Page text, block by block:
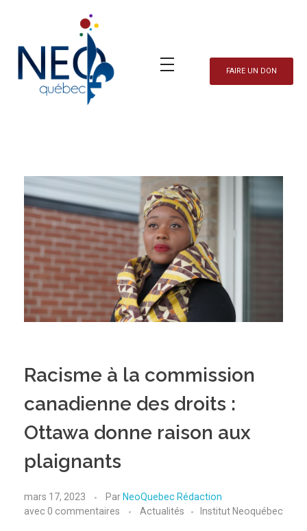
FAIRE UN DON
Racisme à la commission
canadienne des droits :
Ottawa donne raison aux
plaignants
mars 17, 2023 Par NeoQuebec Rédaction
avec 0 commentaires Actualités Institut Neoquébec